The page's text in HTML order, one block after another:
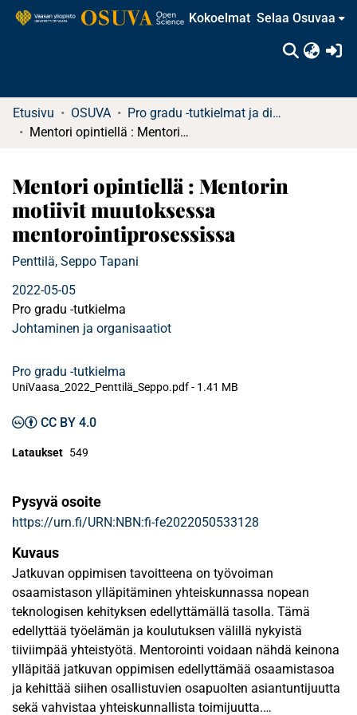
Kokoelmat Selaa Osuvaa
Etusivu OSUVA
Pro gradu -tutkielmat ja diplomityöt
Mentori opintiellä : Mentorin motiivit muutoksessa mentorointiprosessissa
Mentori opintiellä : Mentorin
motiivit muutoksessa
mentorointiprosessissa
Penttilä, Seppo Tapani
2022-05-05
Pro gradu -tutkielma
Johtaminen ja organisaatiot
Pro gradu -tutkielma
UniVaasa_2022_Penttilä_Seppo.pdf - 1.41 MB
CC BY 4.0
Lataukset 549
Pysyvä osoite
https://urn.fi/URN:NBN:fi-fe2022050533128
Kuvaus
Jatkuvan oppimisen tavoitteena on työvoiman
osaamistason ylläpitäminen yhteiskunnassa nopean
teknologisen kehityksen edellyttämällä tasolla. Tämä
edellyttää työelämän ja koulutuksen välillä nykyistä
tiiviimpää yhteistyötä. Mentorointi voidaan nähdä keinona
ylläpitää jatkuvan oppimisen edellyttämää osaamistasoa
ja kehittää siihen osallistuvien osapuolten asiantuntijuutta
sekä vahvistaa yhteiskunnallista toimijuutta.